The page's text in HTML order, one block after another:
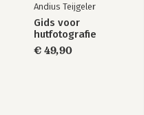
Andius Teijgeler
Gids voor
hutfotografie
€ 49,90